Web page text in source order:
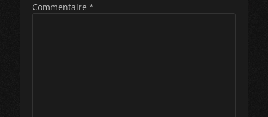
Commentaire *